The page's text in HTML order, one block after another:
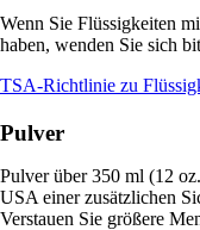
Wenn Sie Flüssigkeiten
haben, wenden Sie sich
TSA-Richtlinie zu
Pulver
Pulver über 350 ml (12
USA einer zusätzlichen
Verstauen Sie größere